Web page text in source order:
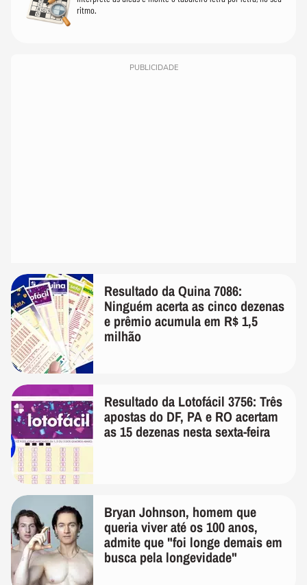
ritmo.
PUBLICIDADE
Resultado da Quina 7086:
Ninguém acerta as cinco dezenas
e prêmio acumula em R$ 1,5
milhão
Resultado da Lotofácil 3756: Três
apostas do DF, PA e RO acertam
as 15 dezenas nesta sexta-feira
Bryan Johnson, homem que
queria viver até os 100 anos,
admite que "foi longe demais em
busca pela longevidade"